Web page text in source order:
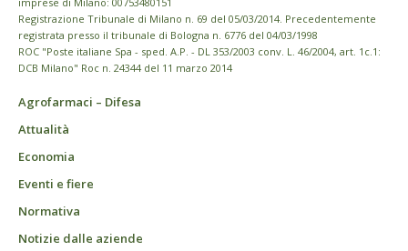
Registrazione Tribunale di Milano n. 69 del 05/03/2014. Precedentemente
registrata presso il tribunale di Bologna n. 6776 del 04/03/1998
ROC "Poste italiane Spa - sped. A.P. - DL 353/2003 conv. L. 46/2004, art. 1c.1:
DCB Milano" Roc n. 24344 del 11 marzo 2014
Agrofarmaci – Difesa
Attualità
Economia
Eventi e fiere
Normativa
Notizie dalle aziende